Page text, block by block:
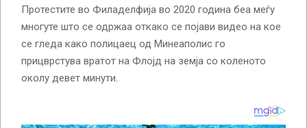
Протестите во Филаделфија во 2020 година беа меѓу
многуте што се одржаа откако се појави видео на кое
се гледа како полицаец од Минеаполис го
прицврстува вратот на Флојд на земја со коленото
околу девет минути.